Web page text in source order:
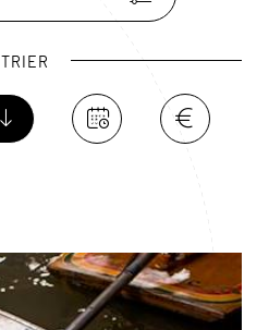
TRIER